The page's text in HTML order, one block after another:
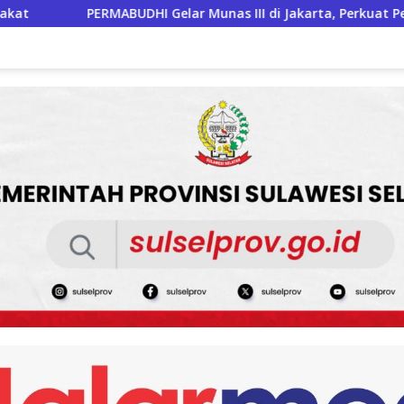
III di Jakarta, Perkuat Persatuan Umat Buddha dan